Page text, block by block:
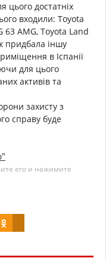
цього достатніх
входили: Toyota
AMG, Toyota Land
придбала іншу
в Іспанії
для цього
активів та
захисту з
справу буде
его и нажимите